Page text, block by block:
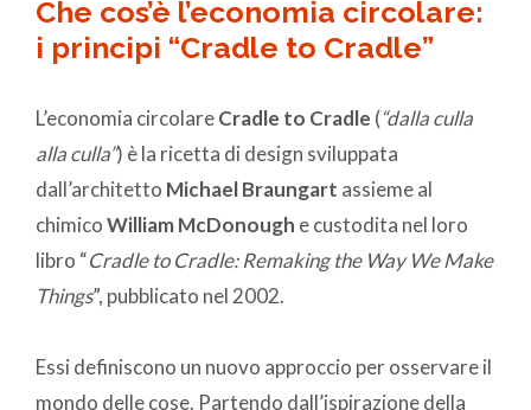
Che cos’è l’economia circolare:
i principi “Cradle to Cradle”
L’economia circolareCradle to Cradle (“dalla culla
alla culla”) è la ricetta di design sviluppata
dall’architetto Michael Braungart assieme al
chimicoWilliam McDonough e custodita nel loro
libro “Cradle to Cradle: Remaking the Way We Make
Things”, pubblicato nel 2002.
Essi definiscono un nuovo approccio per osservare il
mondo delle cose. Partendo dall’ispirazione della